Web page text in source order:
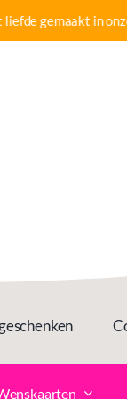
gemaakt in onze